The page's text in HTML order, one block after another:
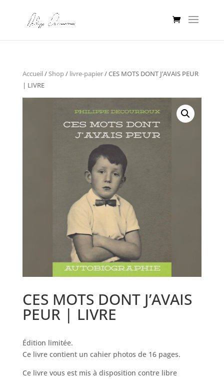
Accueil/ Shop/ livre-papier/ CES MOTS DONT J’AVAIS PEUR
| LIVRE
CES MOTS DONT J’AVAIS
PEUR | LIVRE
Édition limitée.
Ce livre contient un cahier photos de 16 pages.
Ce livre vous est mis à disposition contre libre